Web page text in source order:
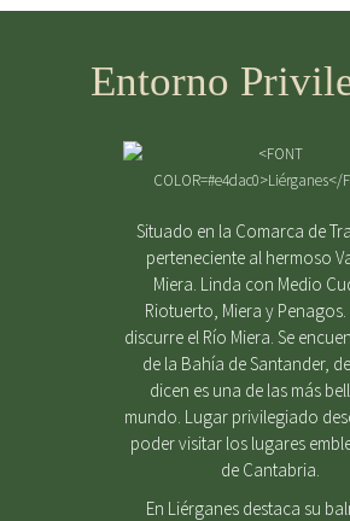
Entorno
Situado en la Comarca de
perteneciente al hermoso
Miera. Linda con Medio
Riotuerto, Miera y Penagos.
discurre el Río Miera. Se
de la Bahía de Santander,
dicen es una de las más
mundo. Lugar privilegiado
poder visitar los lugares
de Cantabria.
En Liérganes destaca su